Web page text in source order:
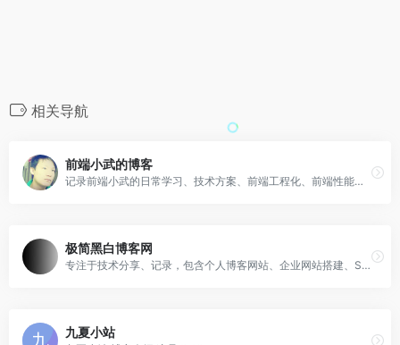
相关导航
前端小武的博客
记录前端小武的日常学习、技术方案、前端工程化、前端性能、用户体验、前端优化等笔记
极简黑白博客网
专注于技术分享、记录，包含个人博客网站、企业网站搭建、SEO关键词优化、百度百科词条创建、商标注册。
九夏小站